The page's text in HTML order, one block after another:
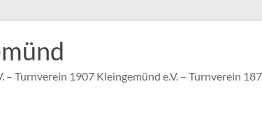
– Turnverein 1907 Kleingemünd e.V. – Turnverein